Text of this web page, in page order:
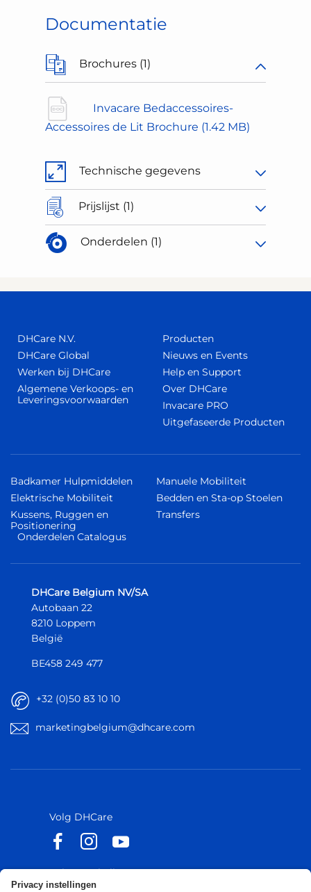
Documentatie
Brochures (1)
Invacare Bedaccessoires-
Accessoires de Lit Brochure (1.42 MB)
Technische gegevens
Prijslijst (1)
Onderdelen (1)
DHCare N.V.
DHCare Global
Werken bij DHCare
Algemene Verkoops- en
Leveringsvoorwaarden
Producten
Nieuws en Events
Help en Support
Over DHCare
Invacare PRO
Uitgefaseerde Producten
Badkamer Hulpmiddelen
Elektrische Mobiliteit
Kussens, Ruggen en
Positionering
Manuele Mobiliteit
Bedden en Sta-op Stoelen
Transfers
Onderdelen Catalogus
DHCare Belgium NV/SA
Autobaan 22
8210 Loppem
België
BE458 249 477
+32 (0)50 83 10 10
marketingbelgium@dhcare.com
Volg DHCare
Volg Küschall